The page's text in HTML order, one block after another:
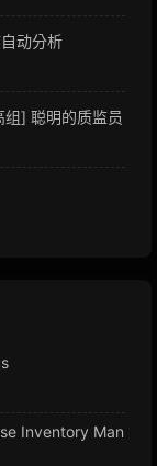
动分析
] 聪明的质监员
Inventory Man